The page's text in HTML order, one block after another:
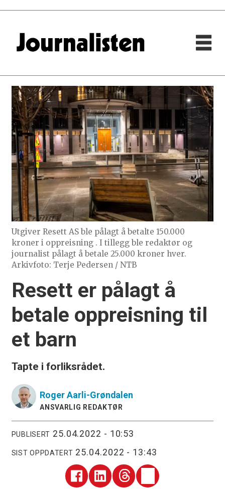
Utgiver Resett AS ble pålagt å betalte 150.000
kroner i oppreisning . I tillegg ble redaktør og
journalist pålagt å betale 25.000 kroner hver.
Arkivfoto: Terje Pedersen / NTB
Resett er pålagt å
betale oppreisning til
et barn
Tapte i forliksrådet.
RogerAarli-Grøndalen
ANSVARLIG REDAKTØR
PUBLISERT 25.04.2022 - 10:53
SIST OPPDATERT 25.04.2022 - 13:43